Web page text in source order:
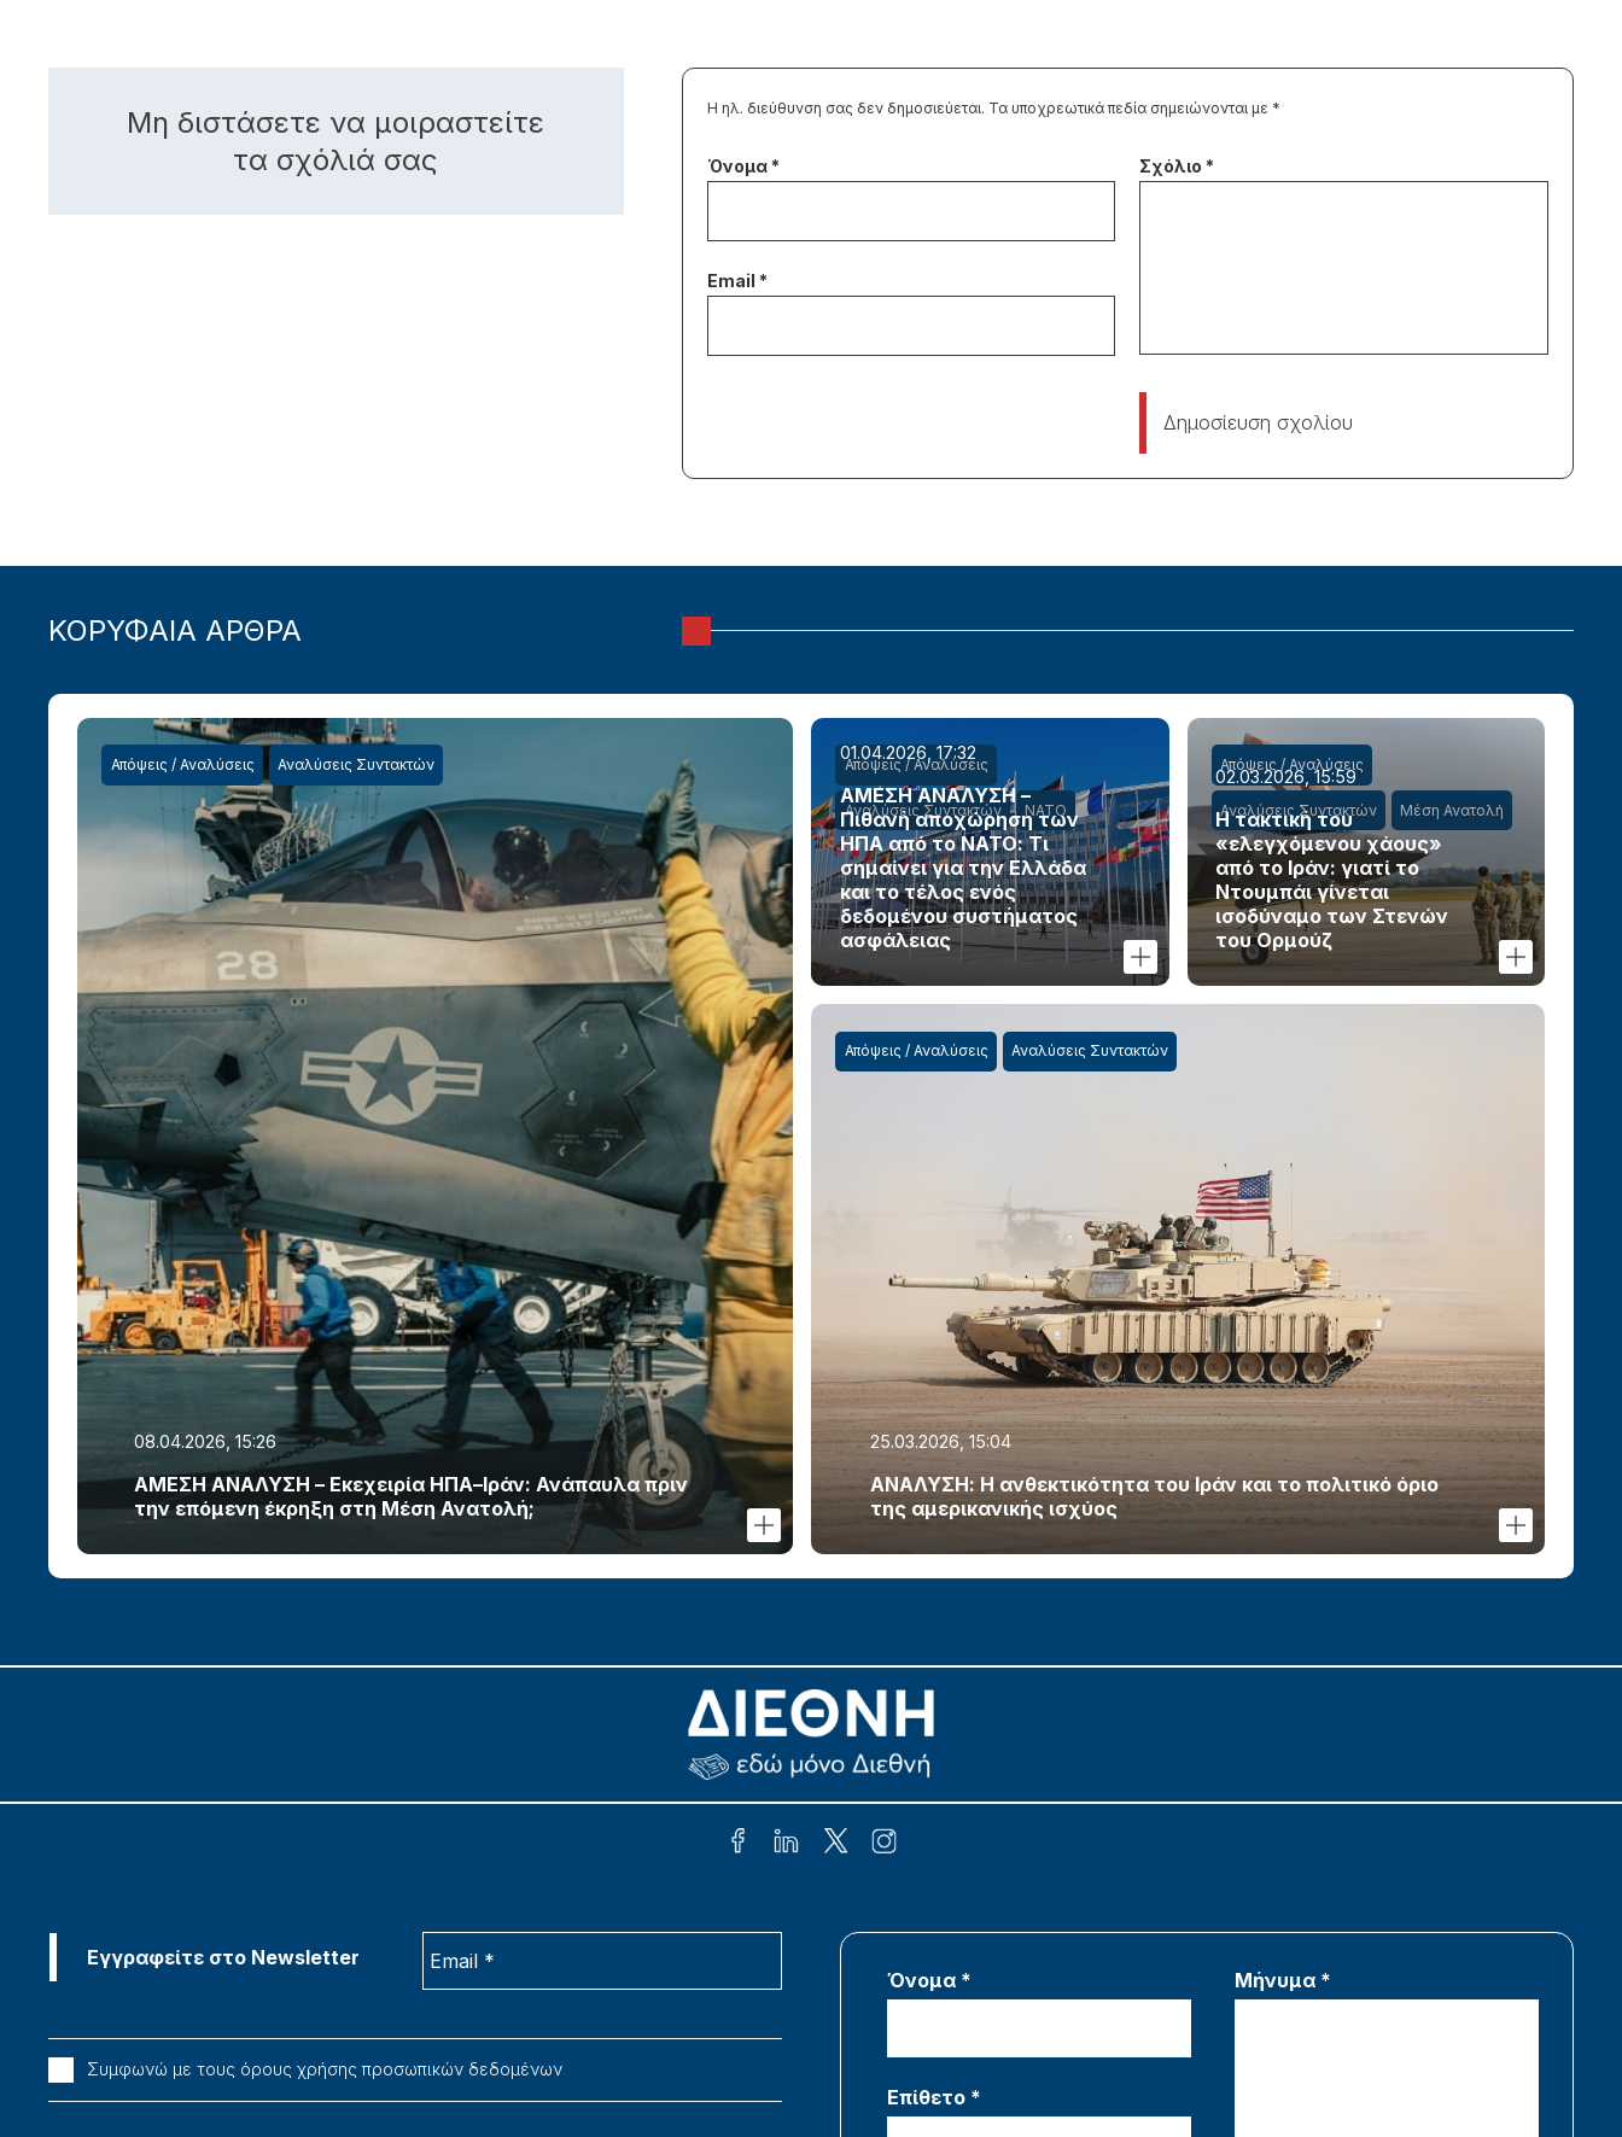
Μη διστάσετε να μοιραστείτε
τα σχόλιά σας
Η ηλ. διεύθυνση σας δεν δημοσιεύεται. Τα υποχρεωτικά πεδία σημειώνονται με *
Δημοσίευση σχολίου
ΚΟΡΥΦΑΙΑ ΑΡΘΡΑ
Απόψεις / Αναλύσεις Αναλύσεις Συντακτών
08.04.2026, 15:26
ΑΜΕΣΗ ΑΝΑΛΥΣΗ – Εκεχειρία ΗΠΑ–Ιράν: Ανάπαυλα πριν
την επόμενη έκρηξη στη Μέση Ανατολή;
Απόψεις / Αναλύσεις
Αναλύσεις Συντακτών ΝΑΤΟ
01.04.2026, 17:32
ΑΜΕΣΗ ΑΝΑΛΥΣΗ –
Πιθανή αποχώρηση των
ΗΠΑ από το ΝΑΤΟ: Τι
σημαίνει για την Ελλάδα
και το τέλος ενός
δεδομένου συστήματος
ασφάλειας
Απόψεις / Αναλύσεις
Αναλύσεις Συντακτών Μέση Ανατολή
02.03.2026, 15:59
Η τακτική του
«ελεγχόμενου χάους»
από το Ιράν: γιατί το
Ντουμπάι γίνεται
ισοδύναμο των Στενών
του Ορμούζ
Απόψεις / Αναλύσεις Αναλύσεις Συντακτών
25.03.2026, 15:04
ΑΝΑΛΥΣΗ: Η ανθεκτικότητα του Ιράν και το πολιτικό όριο
της αμερικανικής ισχύος
Συμφωνώ με τους όρους χρήσης προσωπικών δεδομένων
Όνομα *
Επίθετο *
Μήνυμα *